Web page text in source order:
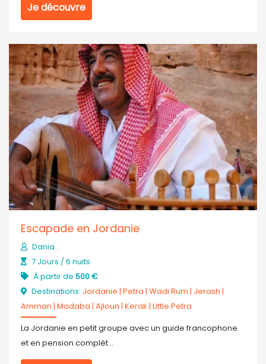
Je découvre
Escapade en Jordanie
Dania .
7 Jours / 6 nuits
À partir de 500 €
Destinations: Jordanie | Petra | Wadi Rum | Jerash |
Amman | Madaba | Ajloun | Kerak | Little Petra
La Jordanie en petit groupe avec un guide francophone
et en pension complèt...